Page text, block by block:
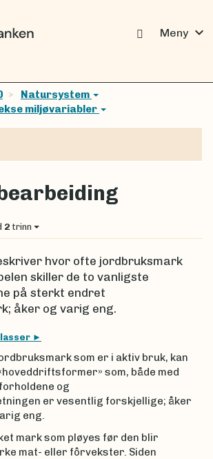
Meny expand_more
Natursystem
miljøvariabler
2 trinn
hvor ofte jordbruksmark
skiller de to vanligste
på sterkt endret
åker og varig eng.
som er i aktiv bruk, kan
som, både med
og
er vesentlig forskjellige; åker
eng.
mark som pløyes før den blir
mat- eller fôrvekster. Siden